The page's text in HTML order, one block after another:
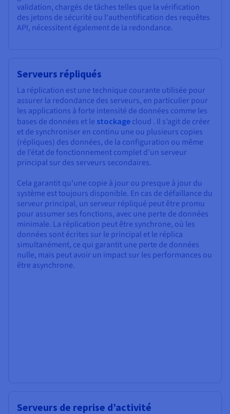
validation, chargés de tâches telles que la vérification
des jetons de sécurité ou l'authentification des requêtes
API, nécessitent également de la redondance.
Serveurs répliqués
La réplication est une technique courante utilisée pour
assurer la redondance des serveurs, en particulier pour
les applications à forte intensité de données comme les
bases de données et le stockage cloud . Il s’agit de créer
et de synchroniser en continu une ou plusieurs copies
(répliques) des données, de la configuration ou même
de l’état de fonctionnement complet d’un serveur
principal sur des serveurs secondaires.
Cela garantit qu'une copie à jour ou presque à jour du
système est toujours disponible. En cas de défaillance du
serveur principal, un serveur répliqué peut être promu
pour assumer ses fonctions, avec une perte de données
minimale. La réplication peut être synchrone, où les
données sont écrites sur le principal et le réplica
simultanément, ce qui garantit une perte de données
nulle, mais peut avoir un impact sur les performances ou
être asynchrone.
Serveurs de reprise d’activité